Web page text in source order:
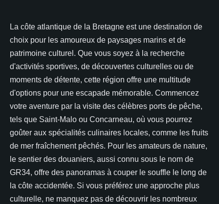
La côte atlantique de la Bretagne est une destination de
choix pour les amoureux de paysages marins et de
patrimoine culturel. Que vous soyez à la recherche
d'activités sportives, de découvertes culturelles ou de
moments de détente, cette région offre une multitude
d'options pour une escapade mémorable. Commencez
votre aventure par la visite des célèbres ports de pêche,
tels que Saint-Malo ou Concarneau, où vous pourrez
goûter aux spécialités culinaires locales, comme les fruits
de mer fraîchement pêchés. Pour les amateurs de nature,
le sentier des douaniers, aussi connu sous le nom de
GR34, offre des panoramas à couper le souffle le long de
la côte accidentée. Si vous préférez une approche plus
culturelle, ne manquez pas de découvrir les nombreux